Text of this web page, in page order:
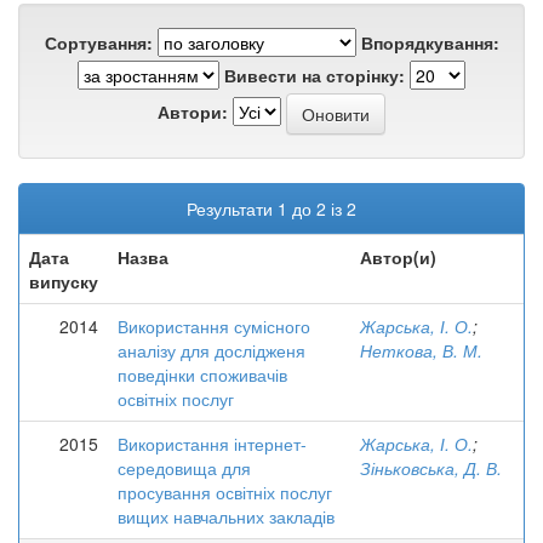
Сортування:
Впорядкування:
Вивести на сторінку:
Автори:
Результати 1 до 2 із 2
Дата
випуску
Назва Автор(и)
2014
Використання сумісного
аналізу для дослідженя
поведінки споживачів
освітніх послуг
Жарська, І. О.;
Неткова, В. М.
2015
Використання інтернет-
середовища для
просування освітніх послуг
вищих навчальних закладів
Жарська, І. О.;
Зіньковська, Д. В.